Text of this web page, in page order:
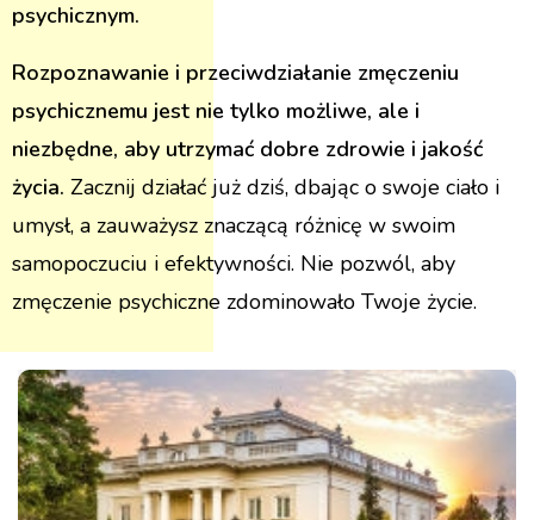
psychicznym.
Rozpoznawanie i przeciwdziałanie zmęczeniu
psychicznemu jest nie tylko możliwe, ale i
niezbędne, aby utrzymać dobre zdrowie i jakość
życia. Zacznij działać już dziś, dbając o swoje ciało i
umysł, a zauważysz znaczącą różnicę w swoim
samopoczuciu i efektywności. Nie pozwól, aby
zmęczenie psychiczne zdominowało Twoje życie.